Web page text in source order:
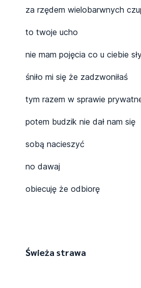
za rzędem wielobarwnych
to twoje ucho
nie mam pojęcia co u ciebie
śniło mi się że zadzwoniłaś
tym razem w sprawie
potem budzik nie dał nam się
sobą nacieszyć
no dawaj
obiecuję że odbiorę
Świeża strawa